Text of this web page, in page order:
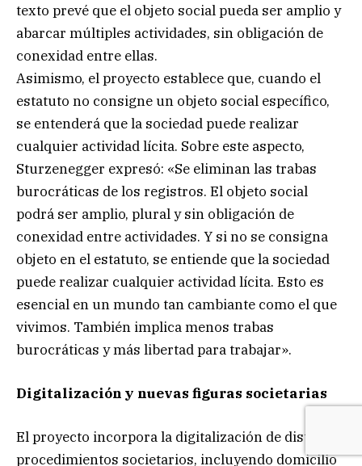
texto prevé que el objeto social pueda ser amplio y
abarcar múltiples actividades, sin obligación de
conexidad entre ellas.
Asimismo, el proyecto establece que, cuando el
estatuto no consigne un objeto social específico,
se entenderá que la sociedad puede realizar
cualquier actividad lícita. Sobre este aspecto,
Sturzenegger expresó: «Se eliminan las trabas
burocráticas de los registros. El objeto social
podrá ser amplio, plural y sin obligación de
conexidad entre actividades. Y si no se consigna
objeto en el estatuto, se entiende que la sociedad
puede realizar cualquier actividad lícita. Esto es
esencial en un mundo tan cambiante como el que
vivimos. También implica menos trabas
burocráticas y más libertad para trabajar».
Digitalización y nuevas figuras societarias
El proyecto incorpora la digitalización de distintos
procedimientos societarios, incluyendo domicilio